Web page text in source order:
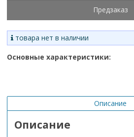
Предзаказ
товара нет в наличии
Основные характеристики:
Описание
Описание